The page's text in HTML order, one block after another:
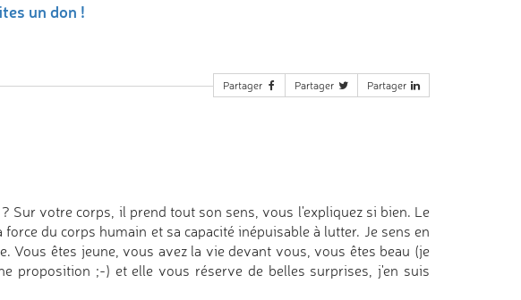
un don !
Partager Partager Partager
Sur votre corps, il prend tout son sens, vous l'expliquez si bien. Le
du corps humain et sa capacité inépuisable à lutter. Je sens en
Vous êtes jeune, vous avez la vie devant vous, vous êtes beau (je
proposition ;-) et elle vous réserve de belles surprises, j'en suis